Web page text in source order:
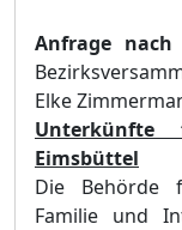
Anfrage nach
Elke
Eimsbüttel
Die Behörde
Familie und